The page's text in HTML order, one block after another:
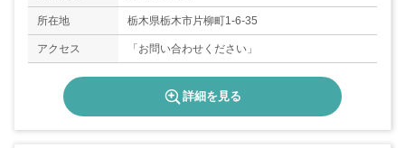
所在地 栃木県栃木市片柳町1-6-35
アクセス 「お問い合わせください」
詳細を見る